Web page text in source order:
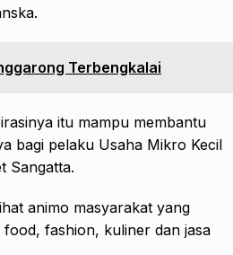
Terbengkalai
itu mampu membantu
bagi pelaku Usaha Mikro Kecil
Sangatta.
animo masyarakat yang
fashion, kuliner dan jasa